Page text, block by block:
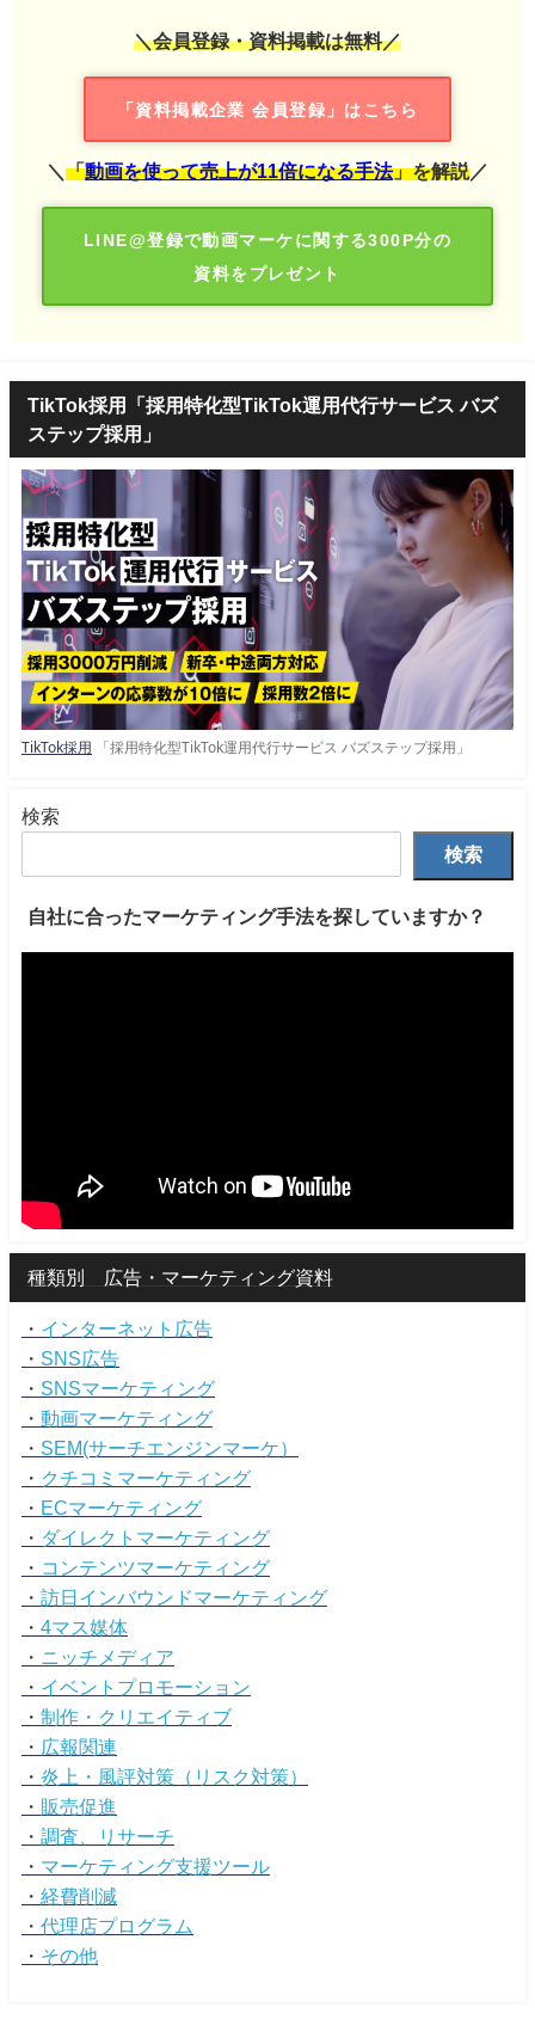
＼会員登録・資料掲載は無料／
「資料掲載企業 会員登録」はこちら
＼ 「動画を使って売上が11倍になる手法」を解説 ／
LINE@登録で動画マーケに関する300P分の
資料をプレゼント
TikTok採用「採用特化型TikTok運用代行サービス バズ
ステップ採用」
TikTok採用 「採用特化型TikTok運用代行サービス バズステップ採用」
検索
検索
自社に合ったマーケティング手法を探していますか？
種類別 広告・マーケティング資料
・ インターネット広告
・ SNS広告
・ SNSマーケティング
・ 動画マーケティング
・ SEM(サーチエンジンマーケ）
・ クチコミマーケティング
・ ECマーケティング
・ ダイレクトマーケティング
・ コンテンツマーケティング
・ 訪日インバウンドマーケティング
・ 4マス媒体
・ ニッチメディア
・ イベントプロモーション
・ 制作・クリエイティブ
・ 広報関連
・ 炎上・風評対策（リスク対策）
・ 販売促進
・ 調査、リサーチ
・ マーケティング支援ツール
・ 経費削減
・ 代理店プログラム
・ その他